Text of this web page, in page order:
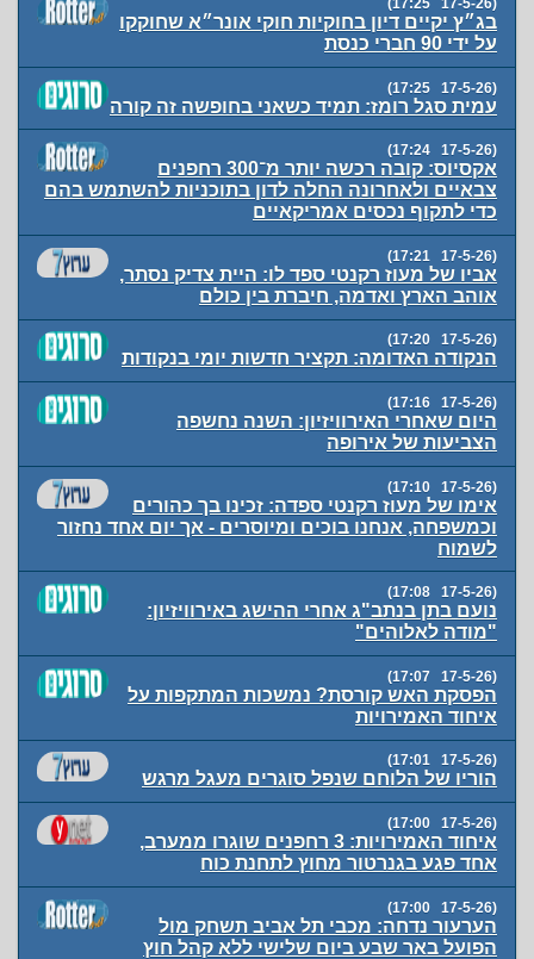
(17-5-26 17:25)
בג״ץ יקיים דיון בחוקיות חוקי אונר״א שחוקקו
על ידי 90 חברי כנסת
(17-5-26 17:25)
עמית סגל רומז: תמיד כשאני בחופשה זה קורה
(17-5-26 17:24)
אקסיוס: קובה רכשה יותר מ־300 רחפנים
צבאיים ולאחרונה החלה לדון בתוכניות להשתמש בהם
כדי לתקוף נכסים אמריקאיים
(17-5-26 17:21)
אביו של מעוז רקנטי ספד לו: היית צדיק נסתר,
אוהב הארץ ואדמה, חיברת בין כולם
(17-5-26 17:20)
הנקודה האדומה: תקציר חדשות יומי בנקודות
(17-5-26 17:16)
היום שאחרי האירוויזיון: השנה נחשפה
הצביעות של אירופה
(17-5-26 17:10)
אימו של מעוז רקנטי ספדה: זכינו בך כהורים
וכמשפחה, אנחנו בוכים ומיוסרים - אך יום אחד נחזור
לשמוח
(17-5-26 17:08)
נועם בתן בנתב"ג אחרי ההישג באירוויזיון:
"מודה לאלוהים"
(17-5-26 17:07)
הפסקת האש קורסת? נמשכות המתקפות על
איחוד האמירויות
(17-5-26 17:01)
הוריו של הלוחם שנפל סוגרים מעגל מרגש
(17-5-26 17:00)
איחוד האמירויות: 3 רחפנים שוגרו ממערב,
אחד פגע בגנרטור מחוץ לתחנת כוח
(17-5-26 17:00)
הערעור נדחה: מכבי תל אביב תשחק מול
הפועל באר שבע ביום שלישי ללא קהל חוץ